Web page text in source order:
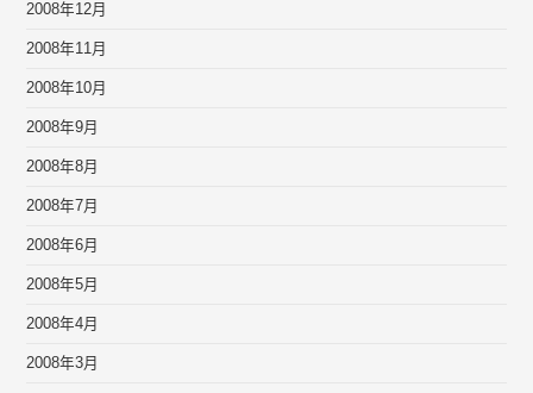
2008年12月
2008年11月
2008年10月
2008年9月
2008年8月
2008年7月
2008年6月
2008年5月
2008年4月
2008年3月